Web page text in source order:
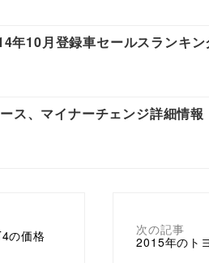
の価格
次の記事
2015年のト
年10月登録車セールスランキン
ス、マイナーチェンジ詳細情報